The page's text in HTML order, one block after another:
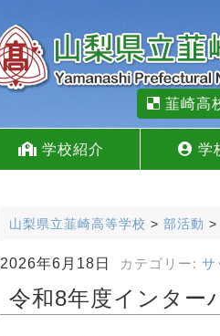
韮崎高
学校紹介 学
山梨県立韮崎高等学校 > 部活動 >
2026年6月18日 カテゴリー: サ
令和8年度インター